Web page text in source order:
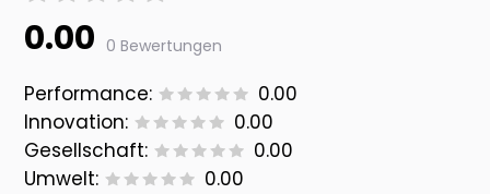
0.00 0 Bewertungen
Performance:
0.00
Innovation:
0.00
Gesellschaft:
0.00
Umwelt:
0.00